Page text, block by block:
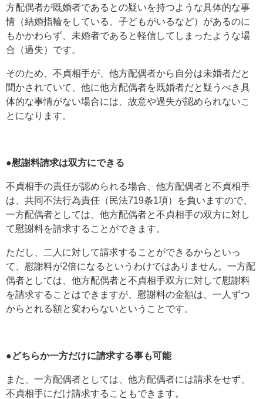
方配偶者が既婚者であるとの疑いを持つような具体的な事
情（結婚指輪をしている、子どもがいるなど）があるのに
もかかわらず、未婚者であると軽信してしまったような場
合（過失）です。
そのため、不貞相手が、他方配偶者から自分は未婚者だと
聞かされていて、他に他方配偶者を既婚者だと疑うべき具
体的な事情がない場合には、故意や過失が認められないこ
とになります。
●慰謝料請求は双方にできる
不貞相手の責任が認められる場合、他方配偶者と不貞相手
は、共同不法行為責任（民法719条1項）を負いますので、
一方配偶者としては、他方配偶者と不貞相手の双方に対し
て慰謝料を請求することができます。
ただし、二人に対して請求することができるからといっ
て、慰謝料が2倍になるというわけではありません。一方配
偶者としては、他方配偶者と不貞相手双方に対して慰謝料
を請求することはできますが、慰謝料の金額は、一人ずつ
からとれる額と変わらないということです。
●どちらか一方だけに請求する事も可能
また、一方配偶者としては、他方配偶者には請求をせず、
不貞相手にだけ請求することもできます。